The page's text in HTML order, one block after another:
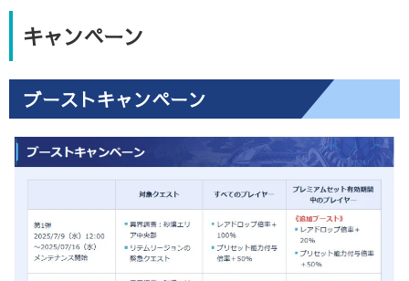
キャンペーン
ブーストキャンペーン